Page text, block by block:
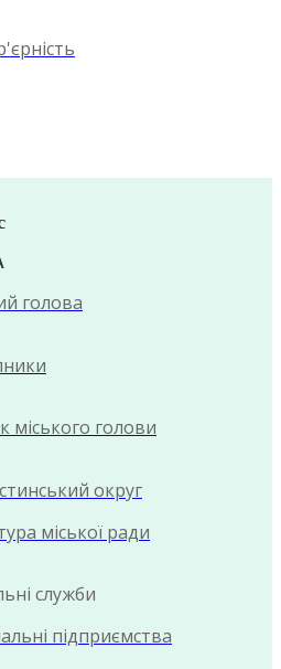
голова
міського голови
округ
міської ради
служби
підприємства